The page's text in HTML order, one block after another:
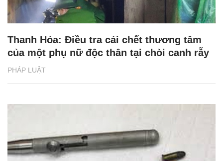
PHÁP LUẬT
Thanh Hóa: Điều tra cái chết thương tâm
của một phụ nữ độc thân tại chòi canh rẫy